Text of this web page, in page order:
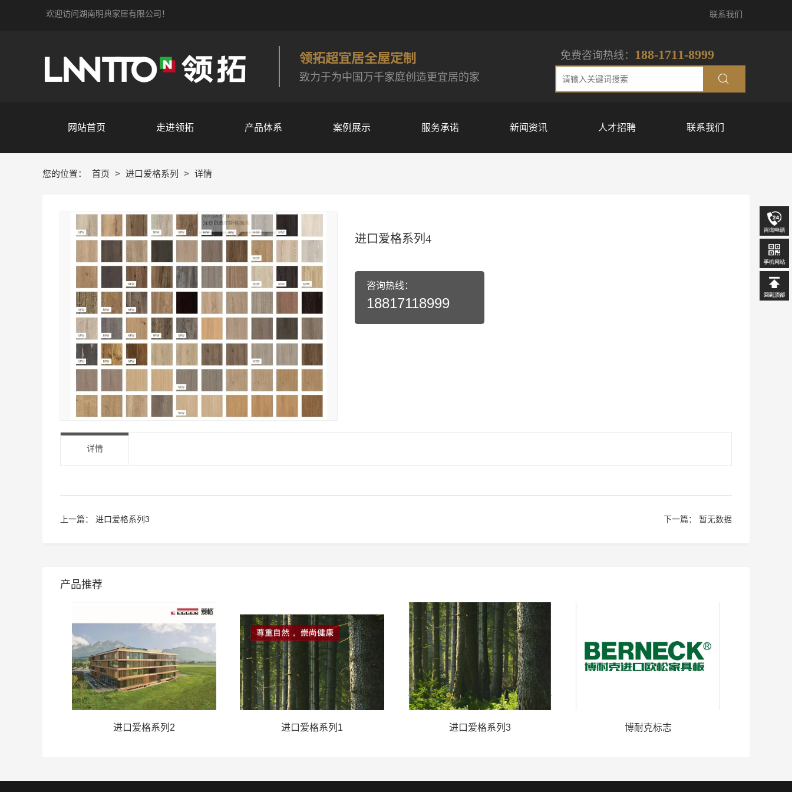
网站首页 走进领拓 产品体系 案例展示 服务承诺 新闻资讯 人才招聘 联系我们
欢迎访问湖南明典家居有限公司！
领拓超宜居全屋定制 免费咨询热线： 188-1711-8999
致力于为中国万千家庭创造更宜居的家
联系我们
您的位置： 首页 > 进口爱格系列 > 详情
进口爱格系列4
咨询热线：
18817118999
详情
上一篇： 进口爱格系列3 下一篇： 暂无数据
产品推荐
进口爱格系列2 进口爱格系列1 进口爱格系列3 博耐克标志